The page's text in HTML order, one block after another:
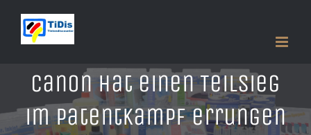
Inhalt
Canon hat einen Teilsieg
im Patentkampf errungen